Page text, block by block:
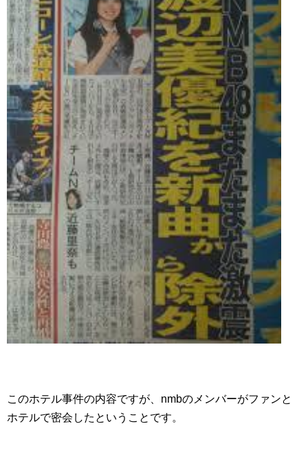
このホテル事件の内容ですが、nmbのメンバーがファンと
ホテルで密会したということです。